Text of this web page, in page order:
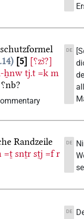
5 [⸮zꜣ?]
ẖnw tj.t =k m
⸮nb?
DE
Randzeile
=ṯ snṯr sṯj =f r
DE
DE